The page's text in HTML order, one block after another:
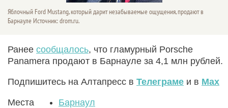
Яблочный Ford Mustang, который дарит незабываемые ощущения, продают в
Барнауле Источник: drom.ru.
Ранее сообщалось, что гламурный Porsche
Panamera продают в Барнауле за 4,1 млн рублей.
Подпишитесь на Алтапресс в Телеграме и в Max
Места Барнаул